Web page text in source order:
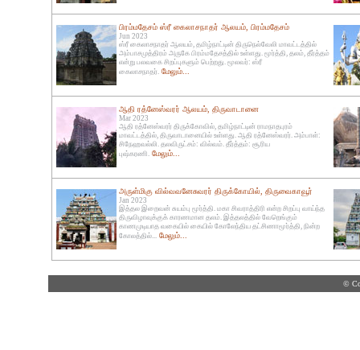
பிரம்மதேசம் ஸ்ரீ கைலாசநாதர் ஆலயம், பிரம்மதேசம்
Jun 2023
ஸ்ரீ கைலாசநாதர் ஆலயம், தமிழ்நாட்டின் திருநெல்வேலி மாவட்டத்தில்
அம்பாசமுத்திரம் அருகே பிரம்மதேசத்தில் உள்ளது. மூர்த்தி, தலம், தீர்த்தம்
என்று பலவகை சிறப்புகளும் பெற்றது. மூலவர்: ஸ்ரீ
கைலாசநாதர். மேலும்...
ஆதி ரத்னேஸ்வரர் ஆலயம், திருவாடானை
Mar 2023
ஆதி ரத்னேஸ்வரர் திருக்கோவில், தமிழ்நாட்டின் ராமநாதபுரம்
மாவட்டத்தில், திருவாடானையில் உள்ளது. ஆதி ரத்னேஸ்வரர். அம்பாள்:
சிநேஹவல்லி. தலவிருட்சம்: வில்வம். தீர்த்தம்: சூரிய
புஷ்கரணி. மேலும்...
அருள்மிகு வில்வவனேசுவரர் திருக்கோயில், திருவைகாவூர்
Jan 2023
இத்தல இறைவன் சுயம்பு மூர்த்தி. மகா சிவராத்திரி என்ற சிறப்பு வாய்ந்த
திருவிழாவுக்குக் காரணமான தலம். இத்தலத்தில் வேறெங்கும்
காணமுடியாத வகையில் கையில் கோலேந்திய தட்சிணாமூர்த்தி, நின்ற
கோலத்தில்... மேலும்...
©